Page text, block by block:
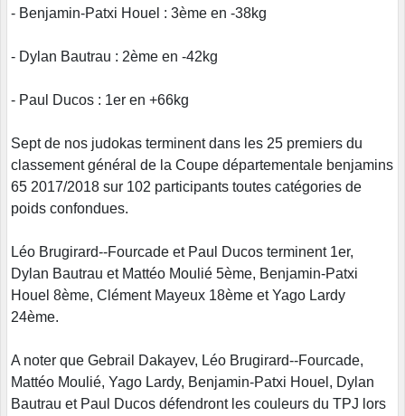
- Benjamin-Patxi Houel : 3ème en -38kg
- Dylan Bautrau : 2ème en -42kg
- Paul Ducos : 1er en +66kg
Sept de nos judokas terminent dans les 25 premiers du
classement général de la Coupe départementale benjamins
65 2017/2018 sur 102 participants toutes catégories de
poids confondues.
Léo Brugirard--Fourcade et Paul Ducos terminent 1er,
Dylan Bautrau et Mattéo Moulié 5ème, Benjamin-Patxi
Houel 8ème, Clément Mayeux 18ème et Yago Lardy
24ème.
A noter que Gebrail Dakayev, Léo Brugirard--Fourcade,
Mattéo Moulié, Yago Lardy, Benjamin-Patxi Houel, Dylan
Bautrau et Paul Ducos défendront les couleurs du TPJ lors